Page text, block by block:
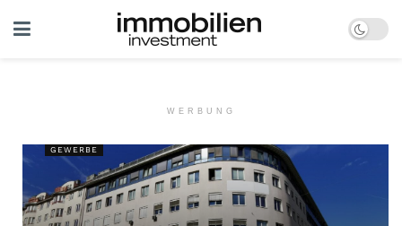
WERBUNG
GEWERBE